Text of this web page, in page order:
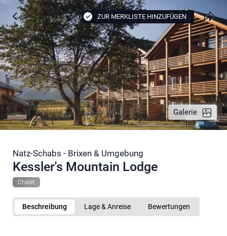
Galerie
ZUR MERKLISTE HINZUFÜGEN
Natz-Schabs - Brixen & Umgebung
Kessler's Mountain Lodge
Chalet
Beschreibung Lage & Anreise Bewertungen